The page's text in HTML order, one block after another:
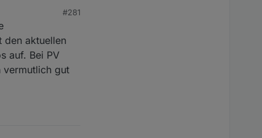
Wetterbericht an.
fahre ich
könnte man #281
den aktuellen
auf. Bei PV
vermutlich gut